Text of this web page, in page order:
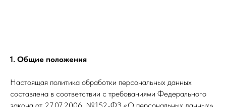
1. Общие положения
Настоящая политика обработки персональных данных
составлена в соответствии с требованиями Федерального